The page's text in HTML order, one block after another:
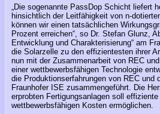
„Die sogenannte PassDop Schicht liefert
hinsichtlich der Leitfähigkeit von n-
können wir einen tatsächlichen
Prozent erreichen“, so Dr. Stefan Glunz,
Entwicklung und Charakterisierung“ am
die Solarzelle zu den effizientesten ihrer
nun mit der Zusammenarbeit von REC
einer wettbewerbsfähigen Technologie
die Produktionserfahrungen von REC und
Fraunhofer ISE zusammengeführt. Die
erprobten Fertigungsanlagen soll
wettbewerbsfähigen Kosten ermöglichen.